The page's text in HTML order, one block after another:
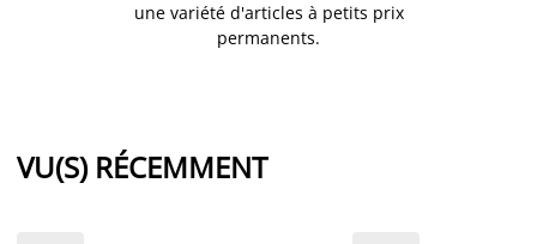
une variété d'articles à petits prix
permanents.
VU(S) RÉCEMMENT